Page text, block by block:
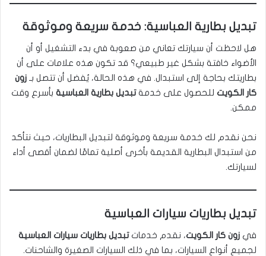
تبديل بطارية العباسية: خدمة سريعة وموثوقة
هل لاحظت أن سيارتك تعاني من صعوبة في بدء التشغيل أو أن
الأضواء خافتة بشكل غير طبيعي؟ قد تكون هذه علامات على أن
بطاريتك بحاجة إلى استبدال. في هذه الحالة، يُفضل أن تتصل بـ زون
كار الكويت للحصول على خدمةتبديل بطارية العباسية بأسرع وقت
ممكن.
نحن نقدم لك خدمة سريعة وموثوقة لتبديل البطاريات، حيث نتأكد
من استبدال البطارية القديمة بأخرى أصلية تمامًا لضمان أقصى أداء
لسيارتك.
تبديل بطاريات سيارات العباسية
في زون كار الكويت، نقدم خدماتتبديل بطاريات سيارات العباسية
لجميع أنواع السيارات، بما في ذلك السيارات الصغيرة والشاحنات.